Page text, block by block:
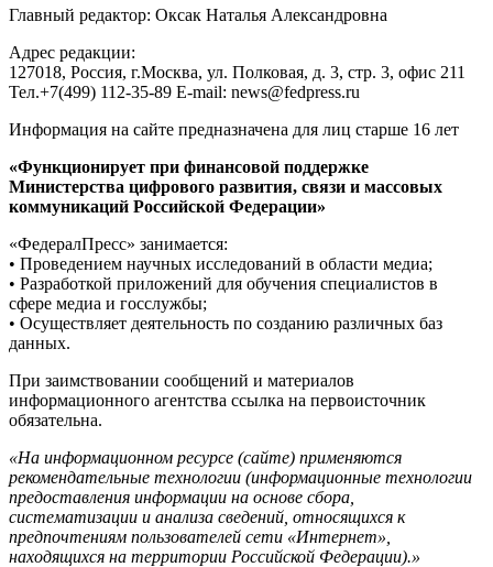
Главный редактор: Оксак Наталья Александровна
Адрес редакции:
127018, Россия, г.Москва, ул. Полковая, д. 3, стр. 3, офис 211
Тел.+7(499) 112-35-89 E-mail: news@fedpress.ru
Информация на сайте предназначена для лиц старше 16 лет
«Функционирует при финансовой поддержке
Министерства цифрового развития, связи и массовых
коммуникаций Российской Федерации»
«ФедералПресс» занимается:
• Проведением научных исследований в области медиа;
• Разработкой приложений для обучения специалистов в
сфере медиа и госслужбы;
• Осуществляет деятельность по созданию различных баз
данных.
При заимствовании сообщений и материалов
информационного агентства ссылка на первоисточник
обязательна.
«На информационном ресурсе (сайте) применяются
рекомендательные технологии (информационные технологии
предоставления информации на основе сбора,
систематизации и анализа сведений, относящихся к
предпочтениям пользователей сети «Интернет»,
находящихся на территории Российской Федерации).»